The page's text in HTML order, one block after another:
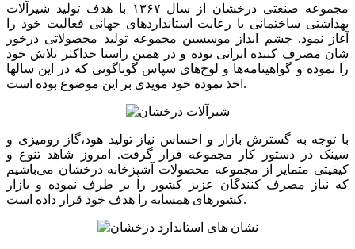
مجموعه صنعتی درخشان از سال ۱۳۶۷ با هدف تولید شیرآلات
بهداشتی ساختمانی با رعایت استانداردهای جهانی فعالیت خود را
آغاز نمود. چشم انداز موسسین مجموعه تولید محصولاتی درخور
شان مصرف کننده ایرانی بوده و در همین راستا حداکثر تلاش خود
را نموده و گواهینامه‌ها و لوح‌های سپاس گوناگونی که در این سالها
اخذ نموده خود مویدی بر این موضوع بوده است.
با توجه به گسترش بازار و احساس نیاز تولید هود،گاز رومیزی و
سینک در دستور کار مجموعه قرار گرفت. امروز شاهد تنوع و
کیفیتی متمایز از مجموعه محصولات آشپزخانه درخشان می‌باشیم
که نیاز مصرف کنندگان عزیز کشور را بر طرف نموده و بازار
کشورهای همسایه را هدف خود قرار داده است.